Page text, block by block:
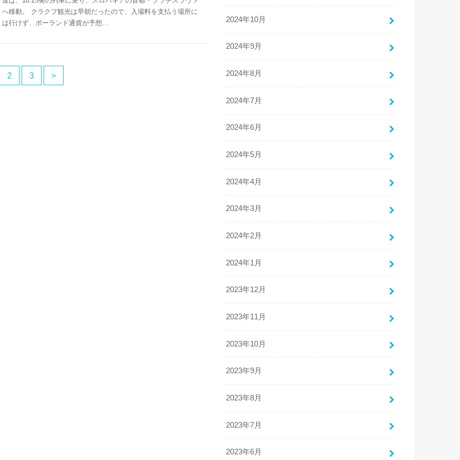
へ移動。 クラクフ観光は早朝だったので、入場料を支払う場所に
は行けず、ポーランド通貨が予想…
2 3 >
2024年10月
2024年9月
2024年8月
2024年7月
2024年6月
2024年5月
2024年4月
2024年3月
2024年2月
2024年1月
2023年12月
2023年11月
2023年10月
2023年9月
2023年8月
2023年7月
2023年6月